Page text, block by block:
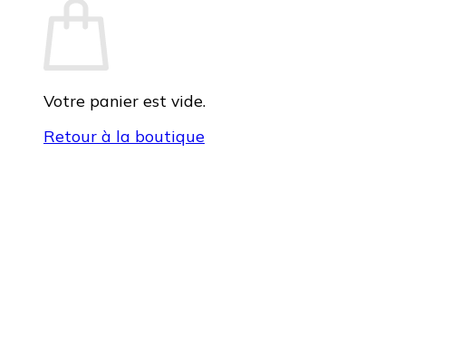
Votre panier est vide.
Retour à la boutique